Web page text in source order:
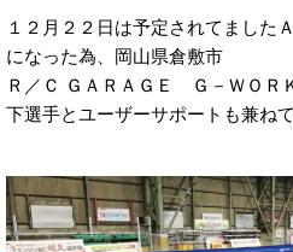
１２月２２日は予定されてました
になった為、岡山県倉敷市
Ｒ／Ｃ ＧＡＲＡＧＥ Ｇ－ＷＯＲ
下選手とユーザーサポートも兼ね